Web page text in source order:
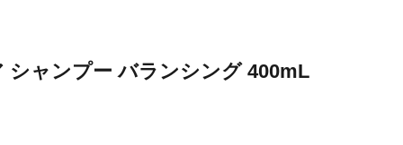
シャンプー バランシング 400mL